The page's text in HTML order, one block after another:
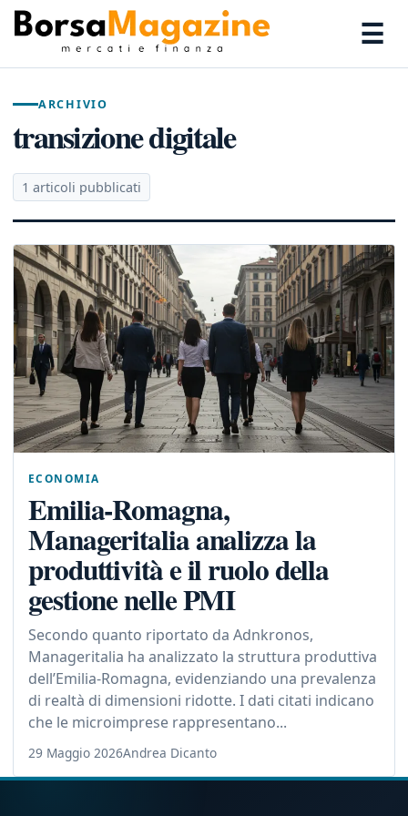
☰
ARCHIVIO
transizione digitale
1 articoli pubblicati
ECONOMIA
Emilia-Romagna,
Manageritalia analizza la
produttività e il ruolo della
gestione nelle PMI
Secondo quanto riportato da Adnkronos,
Manageritalia ha analizzato la struttura produttiva
dell’Emilia-Romagna, evidenziando una prevalenza
di realtà di dimensioni ridotte. I dati citati indicano
che le microimprese rappresentano...
29 Maggio 2026Andrea Dicanto